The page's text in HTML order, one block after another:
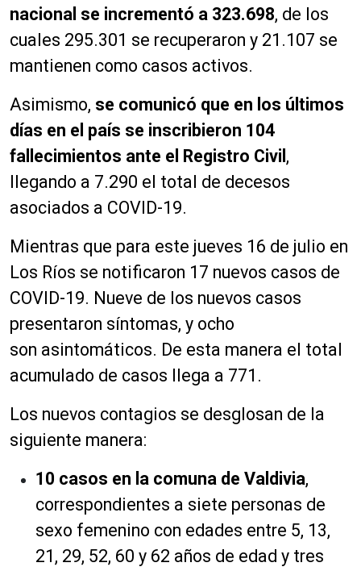
nacional se incrementó a 323.698, de los
cuales 295.301 se recuperaron y 21.107 se
mantienen como casos activos.
Asimismo, se comunicó que en los últimos
días en el país se inscribieron 104
fallecimientos ante el Registro Civil ,
llegando a 7.290 el total de decesos
asociados a COVID-19.
Mientras que para este jueves 16 de julio en
Los Ríos se notificaron 17 nuevos casos de
COVID-19. Nueve de los nuevos casos
presentaron síntomas, y ocho
son asintomáticos. De esta manera el total
acumulado de casos llega a 771.
Los nuevos contagios se desglosan de la
siguiente manera:
10 casos en la comuna de Valdivia,
correspondientes a siete personas de
sexo femenino con edades entre 5, 13,
21, 29, 52, 60 y 62 años de edad y tres